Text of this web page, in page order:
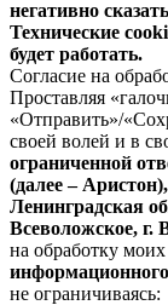
негативно
Технические
будет работать.
Согласие на
Проставляя
«Отправить»/
своей волей и в
ограниченной
(далее –
Ленинградская
Всеволожское, г.
на обработку
не ограничиваясь: